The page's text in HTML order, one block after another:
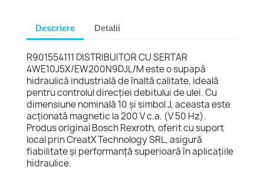
Descriere Detalii
R901554111 DISTRIBUITOR CU SERTAR
4WE10J5X/EW200N9DJL/M este o supapă
hidraulică industrială de înaltă calitate, ideală
pentru controlul direcției debitului de ulei. Cu
dimensiune nominală 10 și simbol J, aceasta este
acționată magnetic la 200 V c.a. (V 50 Hz).
Produs original Bosch Rexroth, oferit cu suport
local prin CreatX Technology SRL, asigură
fiabilitate și performanță superioară în aplicațiile
hidraulice.